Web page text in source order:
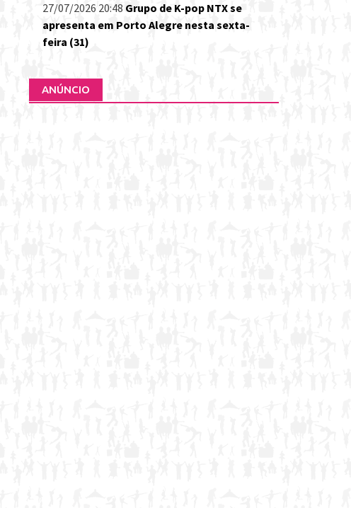
27/07/2026 20:48 Grupo de K-pop NTX se
apresenta em Porto Alegre nesta sexta-
feira (31)
ANÚNCIO